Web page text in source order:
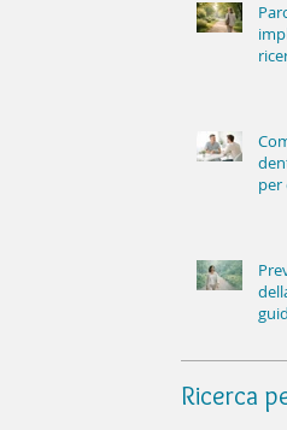
per
Ricerca